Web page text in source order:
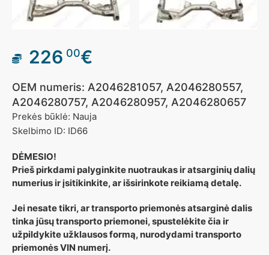
226 00€
OEM numeris: A2046281057, A2046280557,
A2046280757, A2046280957, A2046280657
Prekės būklė: Nauja
Skelbimo ID: ID66
DĖMESIO!
Prieš pirkdami palyginkite nuotraukas ir atsarginių dalių
numerius ir įsitikinkite, ar išsirinkote reikiamą detalę.
Jei nesate tikri, ar transporto priemonės atsarginė dalis
tinka jūsų transporto priemonei, spustelėkite čia ir
užpildykite užklausos formą, nurodydami transporto
priemonės VIN numerį.